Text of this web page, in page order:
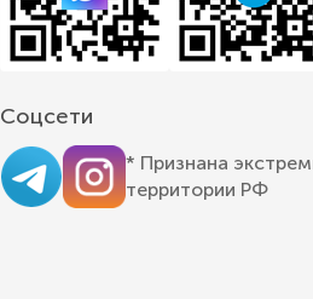
Соцсети
* Признана
территории РФ